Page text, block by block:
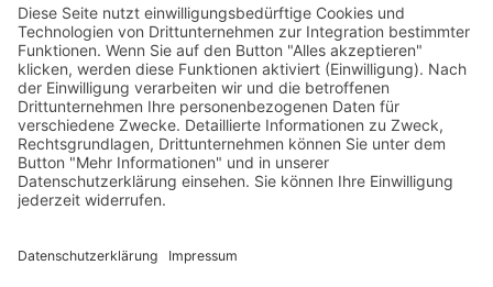
© HOTEL & APPARTEMENTS TORGGLERHOF***SUPERIOR
DATENSCHUTZ
CIN FUCHSMAURER: IT021011B4BH7D7632